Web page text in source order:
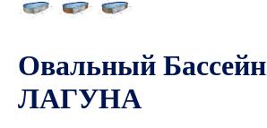
Овальный Бассейн
ЛАГУНА